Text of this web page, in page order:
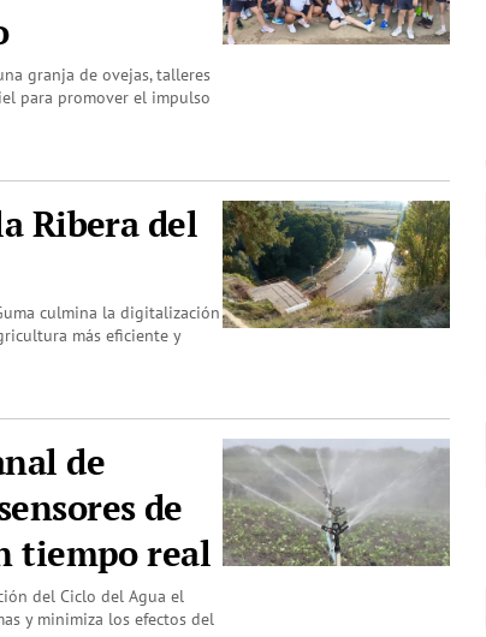
granja de ovejas, talleres
para promover el impulso
Ribera del
culmina la digitalización
más eficiente y
de
de
tiempo real
del Ciclo del Agua el
y minimiza los efectos del